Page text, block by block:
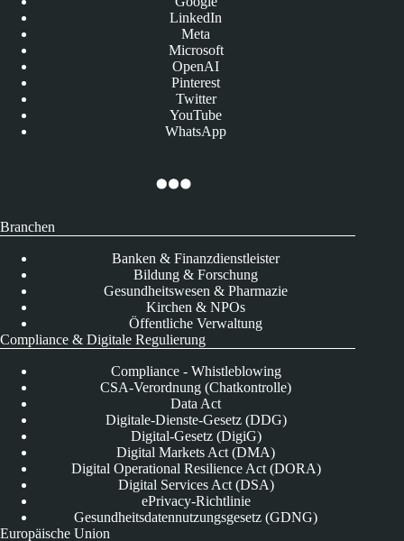
LinkedIn
Meta
Microsoft
OpenAI
Pinterest
Twitter
YouTube
WhatsApp
Branchen
Banken & Finanzdienstleister
Bildung & Forschung
Gesundheitswesen & Pharmazie
Kirchen & NPOs
Öffentliche Verwaltung
Compliance & Digitale Regulierung
Compliance - Whistleblowing
CSA-Verordnung (Chatkontrolle)
Data Act
Digitale-Dienste-Gesetz (DDG)
Digital-Gesetz (DigiG)
Digital Markets Act (DMA)
Digital Operational Resilience Act (DORA)
Digital Services Act (DSA)
ePrivacy-Richtlinie
Gesundheitsdatennutzungsgesetz (GDNG)
Europäische Union